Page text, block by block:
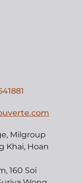
Milgroup
Khai, Hoan
160 Soi